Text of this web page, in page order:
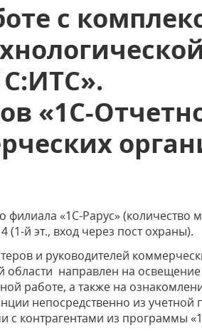
с
«1С-
«1С-Рарус» (количество
й эт., вход через пост охраны).
и руководителей
направлен на
работе, а также на
непосредственно из
контрагентами из программы